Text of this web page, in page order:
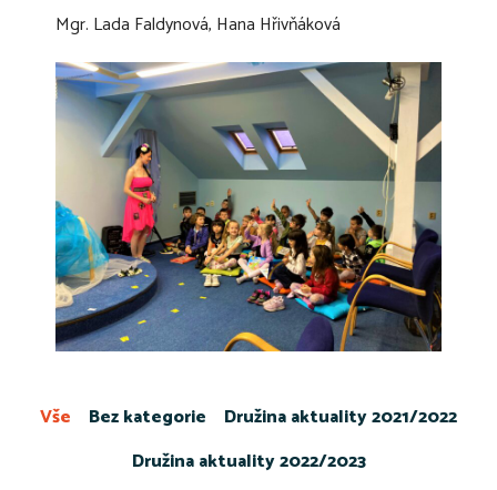
Mgr. Lada Faldynová, Hana Hřivňáková
Bez kategorie
Družina aktuality 2021/2022
Družina aktuality 2022/2023
Vše